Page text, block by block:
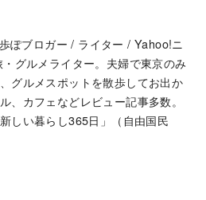
ぽブロガー / ライター / Yahoo!ニ
グルメライター。夫婦で東京のみ
グルメスポットを散歩してお出か
、カフェなどレビュー記事多数。
しい暮らし365日」（自由国民